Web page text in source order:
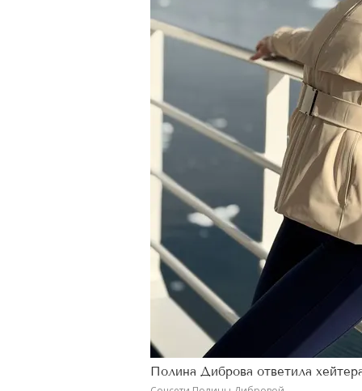
Полина Диброва ответила